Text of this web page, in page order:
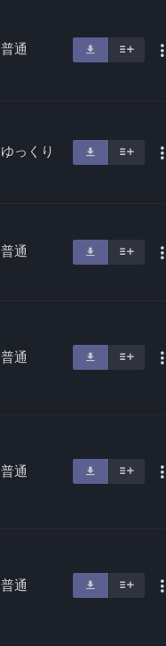
普通
ゆっくり
普通
普通
普通
普通